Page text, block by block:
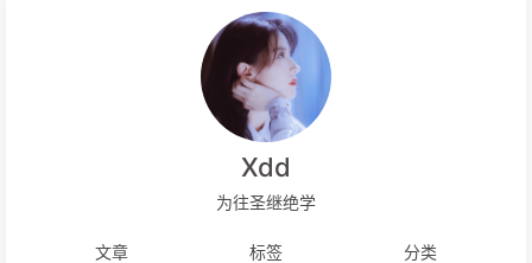
Xdd
为往圣继绝学
文章 标签 分类